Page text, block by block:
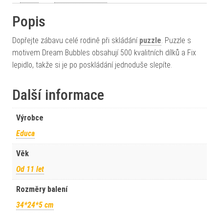
Popis
Dopřejte zábavu celé rodině při skládání puzzle. Puzzle s
motivem Dream Bubbles obsahují 500 kvalitních dílků a Fix
lepidlo, takže si je po poskládání jednoduše slepíte.
Další informace
Výrobce
Educa
Věk
Od 11 let
Rozměry balení
34*24*5 cm